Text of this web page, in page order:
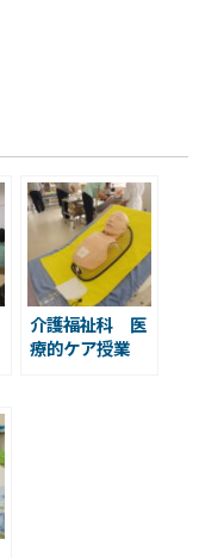
介護福祉科 医
療的ケア授業